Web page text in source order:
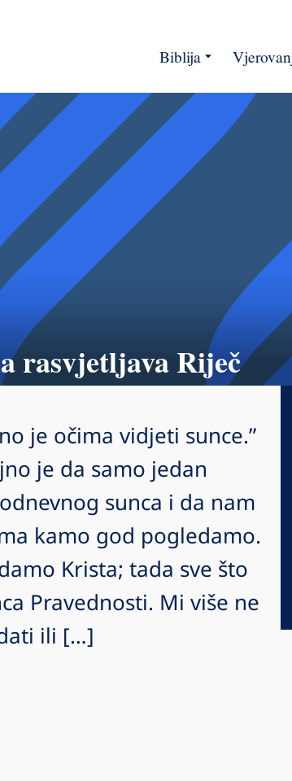
Biblija
rasvjetljava Riječ
je očima vidjeti sunce.”
je da samo jedan
sunca i da nam
kamo god pogledamo.
Krista; tada sve što
Pravednosti. Mi više ne
ili […]